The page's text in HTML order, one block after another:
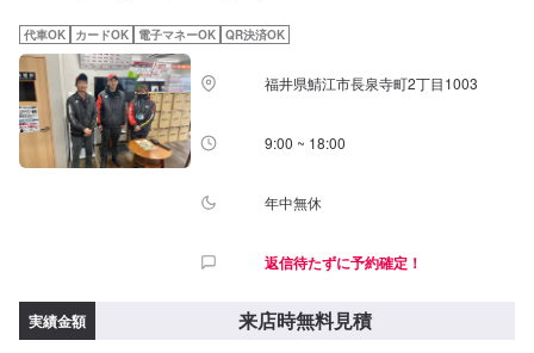
代車OK カードOK 電子マネーOK QR決済OK
福井県鯖江市長泉寺町2丁目1003
9:00 ~ 18:00
年中無休
返信待たずに予約確定！
実績金額 来店時無料見積